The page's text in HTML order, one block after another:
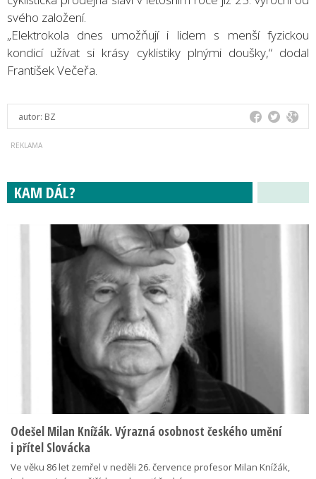
svého založení.
„Elektrokola dnes umožňují i lidem s menší fyzickou
kondicí užívat si krásy cyklistiky plnými doušky,“ dodal
František Večeřa.
autor: BZ
KAM DÁL?
Odešel Milan Knížák. Výrazná osobnost českého umění
i přítel Slovácka
Ve věku 86 let zemřel v neděli 26. července profesor Milan Knížák,